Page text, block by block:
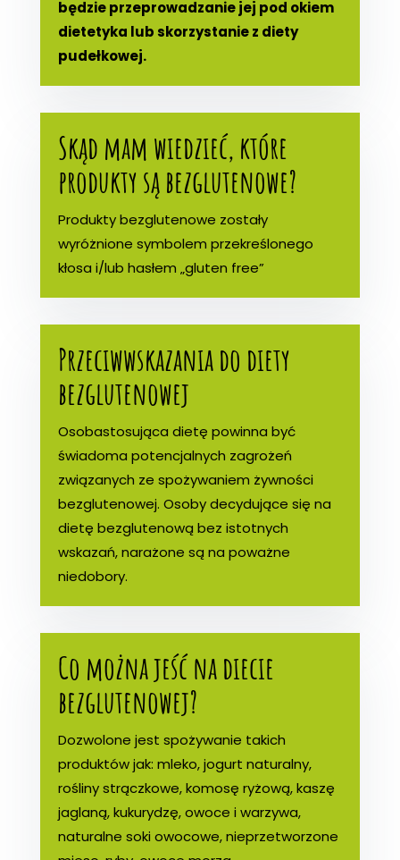
będzie przeprowadzanie jej pod okiem
dietetyka lub skorzystanie z diety
pudełkowej.
Skąd mam wiedzieć, które
produkty są bezglutenowe?
Produkty bezglutenowe zostały
wyróżnione symbolem przekreślonego
kłosa i/lub hasłem „gluten free”
Przeciwwskazania do diety
bezglutenowej
Osobastosująca dietę powinna być
świadoma potencjalnych zagrożeń
związanych ze spożywaniem żywności
bezglutenowej. Osoby decydujące się na
dietę bezglutenową bez istotnych
wskazań, narażone są na poważne
niedobory.
Co można jeść na diecie
bezglutenowej?
Dozwolone jest spożywanie takich
produktów jak: mleko, jogurt naturalny,
rośliny strączkowe, komosę ryżową, kaszę
jaglaną, kukurydzę, owoce i warzywa,
naturalne soki owocowe, nieprzetworzone